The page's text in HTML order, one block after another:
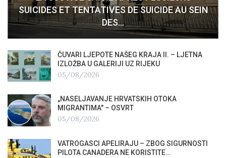
SUICIDES ET TENTATIVES DE SUICIDE AU SEIN
DES…
ČUVARI LJEPOTE NAŠEG KRAJA II. – LJETNA
IZLOŽBA U GALERIJI UZ RIJEKU
05/08/2026
„NASELJAVANJE HRVATSKIH OTOKA
MIGRANTIMA″ – OSVRT
05/08/2026
VATROGASCI APELIRAJU – ZBOG SIGURNOSTI
PILOTA CANADERA NE KORISTITE…